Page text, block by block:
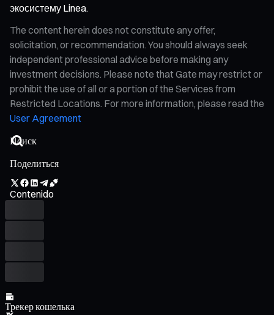
экосистему Linea.
The content herein does not constitute any offer,
solicitation, or recommendation. You should always seek
independent professional advice before making any
investment decisions. Please note that Gate may restrict or
prohibit the use of all or a portion of the Services from
Restricted Locations. For more information, please read the
User Agreement
Поделиться
Contenido
Трекер кошелька